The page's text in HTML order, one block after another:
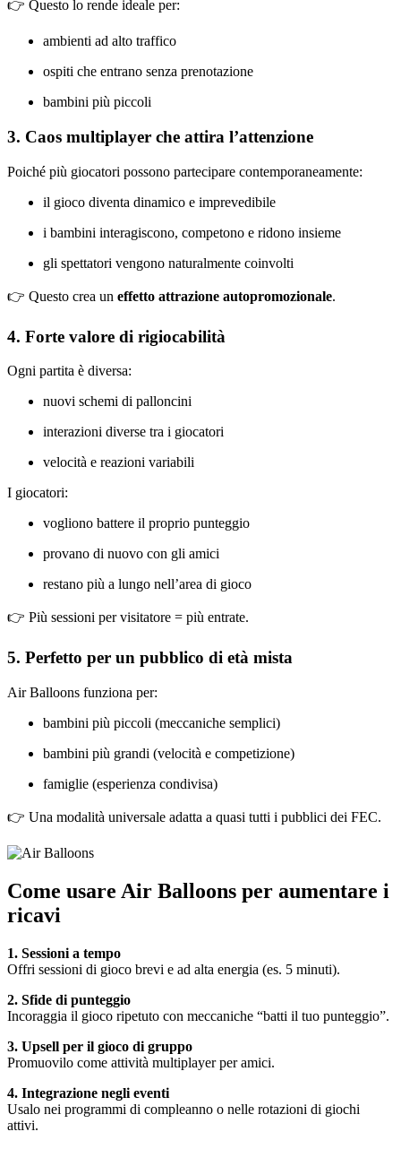
👉 Questo lo rende ideale per:
ambienti ad alto traffico
ospiti che entrano senza prenotazione
bambini più piccoli
3. Caos multiplayer che attira l’attenzione
Poiché più giocatori possono partecipare contemporaneamente:
il gioco diventa dinamico e imprevedibile
i bambini interagiscono, competono e ridono insieme
gli spettatori vengono naturalmente coinvolti
👉 Questo crea un effetto attrazione autopromozionale.
4. Forte valore di rigiocabilità
Ogni partita è diversa:
nuovi schemi di palloncini
interazioni diverse tra i giocatori
velocità e reazioni variabili
I giocatori:
vogliono battere il proprio punteggio
provano di nuovo con gli amici
restano più a lungo nell’area di gioco
👉 Più sessioni per visitatore = più entrate.
5. Perfetto per un pubblico di età mista
Air Balloons funziona per:
bambini più piccoli (meccaniche semplici)
bambini più grandi (velocità e competizione)
famiglie (esperienza condivisa)
👉 Una modalità universale adatta a quasi tutti i pubblici dei FEC.
Come usare Air Balloons per aumentare i
ricavi
1. Sessioni a tempo
Offri sessioni di gioco brevi e ad alta energia (es. 5 minuti).
2. Sfide di punteggio
Incoraggia il gioco ripetuto con meccaniche “batti il tuo punteggio”.
3. Upsell per il gioco di gruppo
Promuovilo come attività multiplayer per amici.
4. Integrazione negli eventi
Usalo nei programmi di compleanno o nelle rotazioni di giochi
attivi.